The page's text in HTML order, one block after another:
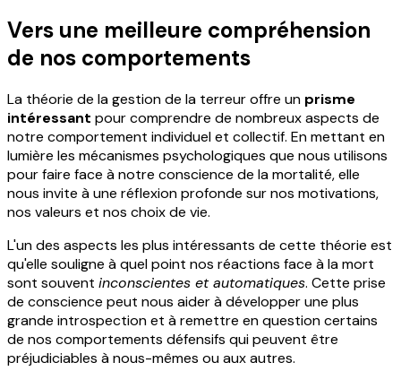
Vers une meilleure compréhension
de nos comportements
La théorie de la gestion de la terreur offre un prisme
intéressant pour comprendre de nombreux aspects de
notre comportement individuel et collectif. En mettant en
lumière les mécanismes psychologiques que nous utilisons
pour faire face à notre conscience de la mortalité, elle
nous invite à une réflexion profonde sur nos motivations,
nos valeurs et nos choix de vie.
L'un des aspects les plus intéressants de cette théorie est
qu'elle souligne à quel point nos réactions face à la mort
sont souvent inconscientes et automatiques. Cette prise
de conscience peut nous aider à développer une plus
grande introspection et à remettre en question certains
de nos comportements défensifs qui peuvent être
préjudiciables à nous-mêmes ou aux autres.